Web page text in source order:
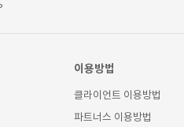
이용방법
클라이언트 이용방법
파트너스 이용방법